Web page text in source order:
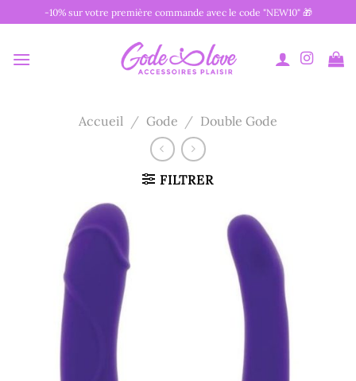
au
-10% sur votre première commande avec le code "NEW10" 🎁
Accueil / Gode / Double Gode
FILTRER